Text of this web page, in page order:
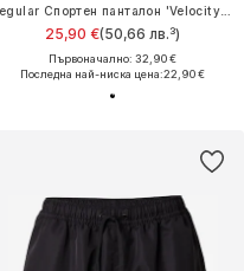
25,90 €(50,66 лв.³)
Първоначално: 32,90 €
Последна най-ниска цена:22,90 €